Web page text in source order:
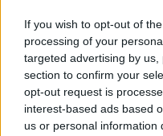
If you wish to opt-out of
processing of your
targeted advertising by
section to confirm your
opt-out request is
interest-based ads based
us or personal information
Ma jönnek a
tudja meg, elkezdheti-e
Ma hirdetik ki a pótfelvételi
csatlakozhatnak az
júliusban bekerültek a szakokra.
Érettségi-felvételi